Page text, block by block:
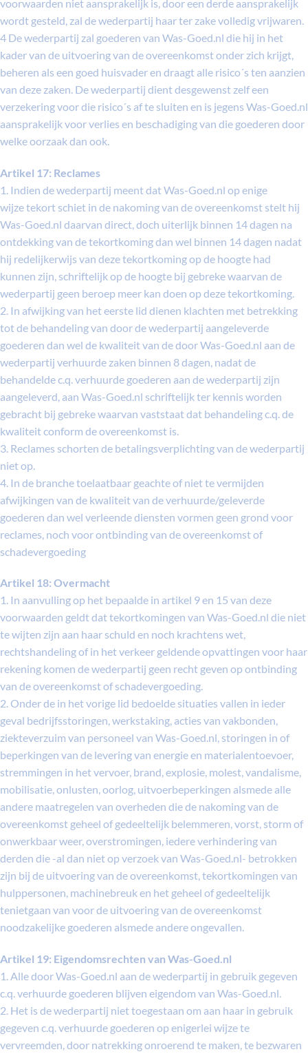
voorwaarden niet aansprakelijk is, door een derde aansprakelijk
wordt gesteld, zal de wederpartij haar ter zake volledig vrijwaren.
4 De wederpartij zal goederen van Was-Goed.nl die hij in het
kader van de uitvoering van de overeenkomst onder zich krijgt,
beheren als een goed huisvader en draagt alle risico´s ten aanzien
van deze zaken. De wederpartij dient desgewenst zelf een
verzekering voor die risico´s af te sluiten en is jegens Was-Goed.nl
aansprakelijk voor verlies en beschadiging van die goederen door
welke oorzaak dan ook.
Artikel 17: Reclames
1. Indien de wederpartij meent dat Was-Goed.nl op enige
wijze tekort schiet in de nakoming van de overeenkomst stelt hij
Was-Goed.nl daarvan direct, doch uiterlijk binnen 14 dagen na
ontdekking van de tekortkoming dan wel binnen 14 dagen nadat
hij redelijkerwijs van deze tekortkoming op de hoogte had
kunnen zijn, schriftelijk op de hoogte bij gebreke waarvan de
wederpartij geen beroep meer kan doen op deze tekortkoming.
2. In afwijking van het eerste lid dienen klachten met betrekking
tot de behandeling van door de wederpartij aangeleverde
goederen dan wel de kwaliteit van de door Was-Goed.nl aan de
wederpartij verhuurde zaken binnen 8 dagen, nadat de
behandelde c.q. verhuurde goederen aan de wederpartij zijn
aangeleverd, aan Was-Goed.nl schriftelijk ter kennis worden
gebracht bij gebreke waarvan vaststaat dat behandeling c.q. de
kwaliteit conform de overeenkomst is.
3. Reclames schorten de betalingsverplichting van de wederpartij
niet op.
4. In de branche toelaatbaar geachte of niet te vermijden
afwijkingen van de kwaliteit van de verhuurde/geleverde
goederen dan wel verleende diensten vormen geen grond voor
reclames, noch voor ontbinding van de overeenkomst of
schadevergoeding
Artikel 18: Overmacht
1. In aanvulling op het bepaalde in artikel 9 en 15 van deze
voorwaarden geldt dat tekortkomingen van Was-Goed.nl die niet
te wijten zijn aan haar schuld en noch krachtens wet,
rechtshandeling of in het verkeer geldende opvattingen voor haar
rekening komen de wederpartij geen recht geven op ontbinding
van de overeenkomst of schadevergoeding.
2. Onder de in het vorige lid bedoelde situaties vallen in ieder
geval bedrijfsstoringen, werkstaking, acties van vakbonden,
ziekteverzuim van personeel van Was-Goed.nl, storingen in of
beperkingen van de levering van energie en materialentoevoer,
stremmingen in het vervoer, brand, explosie, molest, vandalisme,
mobilisatie, onlusten, oorlog, uitvoerbeperkingen alsmede alle
andere maatregelen van overheden die de nakoming van de
overeenkomst geheel of gedeeltelijk belemmeren, vorst, storm of
onwerkbaar weer, overstromingen, iedere verhindering van
derden die -al dan niet op verzoek van Was-Goed.nl- betrokken
zijn bij de uitvoering van de overeenkomst, tekortkomingen van
hulppersonen, machinebreuk en het geheel of gedeeltelijk
tenietgaan van voor de uitvoering van de overeenkomst
noodzakelijke goederen alsmede andere ongevallen.
Artikel 19: Eigendomsrechten van Was-Goed.nl
1. Alle door Was-Goed.nl aan de wederpartij in gebruik gegeven
c.q. verhuurde goederen blijven eigendom van Was-Goed.nl.
2. Het is de wederpartij niet toegestaan om aan haar in gebruik
gegeven c.q. verhuurde goederen op enigerlei wijze te
vervreemden, door natrekking onroerend te maken, te bezwaren